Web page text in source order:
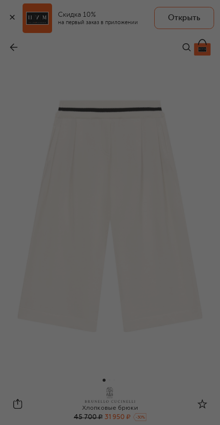
Скидка 10%
на первый заказ в приложении
Открыть
31 950 ₽
Brunello Cucinelli
Хлопковые брюки
45 700 ₽ 31 950 ₽ -30%